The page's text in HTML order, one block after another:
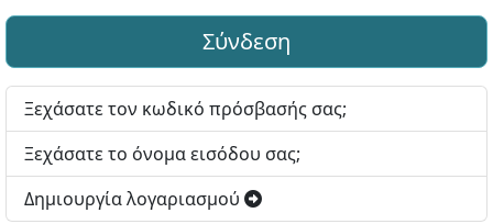
Σύνδεση
Ξεχάσατε τον κωδικό πρόσβασής σας;
Ξεχάσατε το όνομα εισόδου σας;
Δημιουργία λογαριασμού